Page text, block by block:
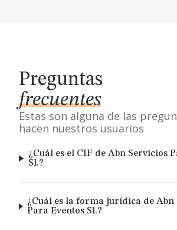
Preguntas
frecuentes
Estas son alguna de las
hacen nuestros usuarios
¿Cuál es el CIF de Abn Servicios
Sl.?
¿Cuál es la forma jurídica de Abn
Para Eventos Sl.?